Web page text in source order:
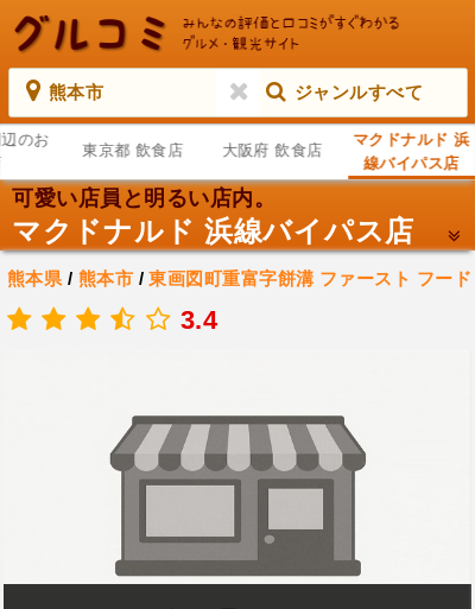
熊本市 ジャンルすべて
のお
東京都 飲食店 大阪府 飲食店
マクドナルド 浜
線バイパス店
可愛い店員と明るい店内。
マクドナルド 浜線バイパス店
熊本県 / 熊本市 /東画図町重富字餅溝 ファースト フード
.
3.4